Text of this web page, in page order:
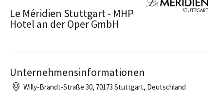
Le Méridien Stuttgart - MHP
Hotel an der Oper GmbH
Unternehmensinformationen
Willy-Brandt-Straße 30, 70173 Stuttgart, Deutschland